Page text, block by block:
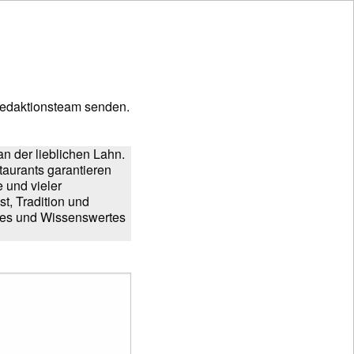
senden.
der lieblichen Lahn.
garantieren
und vieler
Tradition und
und Wissenswertes